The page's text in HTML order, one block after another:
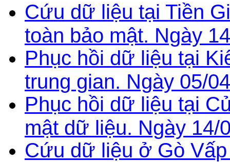
Cứu dữ liệu tại Tiền
toàn bảo mật. Ngày
Phục hồi dữ liệu tại
trung gian. Ngày 05/
Phục hồi dữ liệu tại
mật dữ liệu. Ngày 14/
Cứu dữ liệu ở Gò